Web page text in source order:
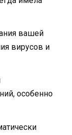
вашей
вирусов и
особенно